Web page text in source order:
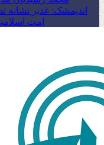
اندیمشک: غدیر
امت